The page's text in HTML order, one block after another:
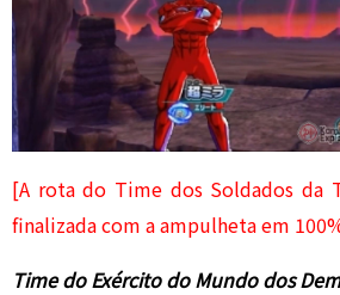
[A rota do Time dos Soldados da
finalizada com a ampulheta em
Time do Exército do Mundo dos